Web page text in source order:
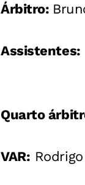
Árbitro:
Assistentes:
Quarto
VAR: